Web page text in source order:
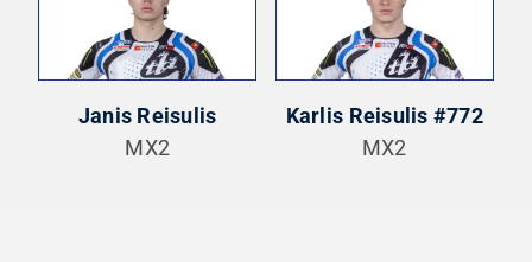
Janis Reisulis
MX2
Karlis Reisulis #772
MX2